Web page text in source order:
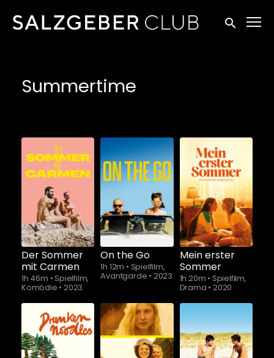
Zugänglichkeitslinks
Suche
Summertime
Schauen Sie
ab$5.90
Der Sommer
mit Carmen
1h 46m • Spielfilm,
Komödie • 2023
On the Go
1h 12m • Spielfilm,
Avantgarde • 2023
Mein erster
Sommer
1h 20m • Spielfilm,
Drama • 2020
Schauen Sie